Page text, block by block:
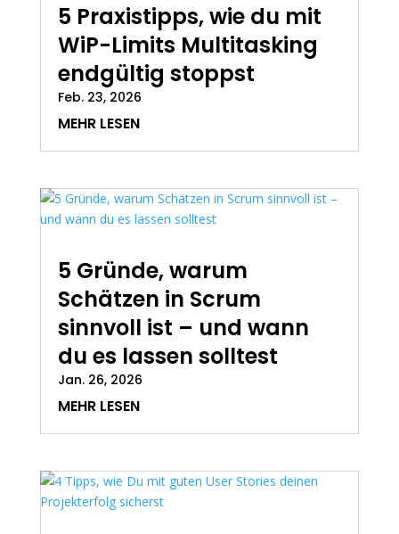
5 Praxistipps, wie du mit
WiP-Limits Multitasking
endgültig stoppst
Feb. 23, 2026
MEHR LESEN
5 Gründe, warum
Schätzen in Scrum
sinnvoll ist – und wann
du es lassen solltest
Jan. 26, 2026
MEHR LESEN